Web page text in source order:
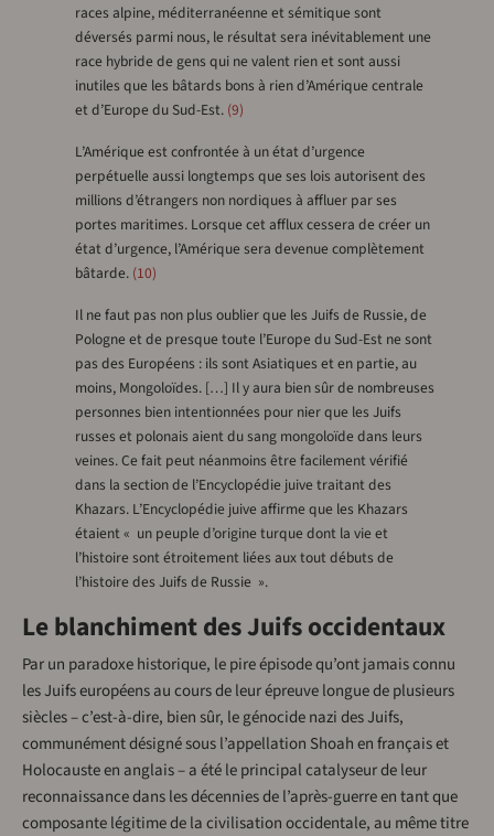
races alpine, méditerranéenne et sémitique sont
déversés parmi nous, le résultat sera inévitablement une
race hybride de gens qui ne valent rien et sont aussi
inutiles que les bâtards bons à rien d’Amérique centrale
et d’Europe du Sud-Est. 9
L’Amérique est confrontée à un état d’urgence
perpétuelle aussi longtemps que ses lois autorisent des
millions d’étrangers non nordiques à affluer par ses
portes maritimes. Lorsque cet afflux cessera de créer un
état d’urgence, l’Amérique sera devenue complètement
bâtarde. 10
Il ne faut pas non plus oublier que les Juifs de Russie, de
Pologne et de presque toute l’Europe du Sud-Est ne sont
pas des Européens : ils sont Asiatiques et en partie, au
moins, Mongoloïdes. […] Il y aura bien sûr de nombreuses
personnes bien intentionnées pour nier que les Juifs
russes et polonais aient du sang mongoloïde dans leurs
veines. Ce fait peut néanmoins être facilement vérifié
dans la section de l’Encyclopédie juive traitant des
Khazars. L’Encyclopédie juive affirme que les Khazars
étaient « un peuple d’origine turque dont la vie et
l’histoire sont étroitement liées aux tout débuts de
l’histoire des Juifs de Russie ».
Le blanchiment des Juifs occidentaux
Par un paradoxe historique, le pire épisode qu’ont jamais connu
les Juifs européens au cours de leur épreuve longue de plusieurs
siècles – c’est-à-dire, bien sûr, le génocide nazi des Juifs,
communément désigné sous l’appellation Shoah en français et
Holocauste en anglais – a été le principal catalyseur de leur
reconnaissance dans les décennies de l’après-guerre en tant que
composante légitime de la civilisation occidentale, au même titre